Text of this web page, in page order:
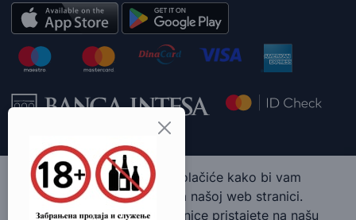
Ova web stranica koristi kolačiće kako bi vam
pružila najbolje iskustvo na našoj web stranici.
Korišćenjem naše web stranice pristajete na našu